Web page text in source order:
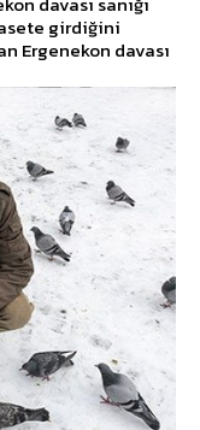
girdiğini